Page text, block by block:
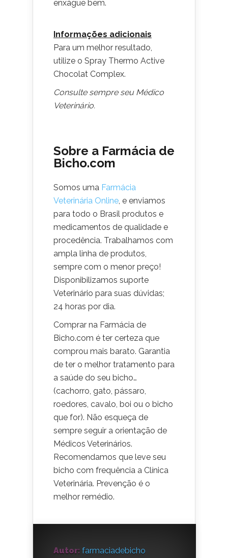
enxágue bem.
Informações adicionais
Para um melhor resultado,
utilize o Spray Thermo Active
Chocolat Complex.
Consulte sempre seu Médico
Veterinário.
Sobre a Farmácia de
Bicho.com
Somos uma Farmácia
Veterinária Online, e enviamos
para todo o Brasil produtos e
medicamentos de qualidade e
procedência. Trabalhamos com
ampla linha de produtos,
sempre com o menor preço!
Disponibilizamos suporte
Veterinário para suas dúvidas;
24 horas por dia.
Comprar na Farmácia de
Bicho.com é ter certeza que
comprou mais barato. Garantia
de ter o melhor tratamento para
a saúde do seu bicho…
(cachorro, gato, pássaro,
roedores, cavalo, boi ou o bicho
que for). Não esqueça de
sempre seguir a orientação de
Médicos Veterinários.
Recomendamos que leve seu
bicho com frequência a Clínica
Veterinária. Prevenção é o
melhor remédio.
Autor: farmaciadebicho